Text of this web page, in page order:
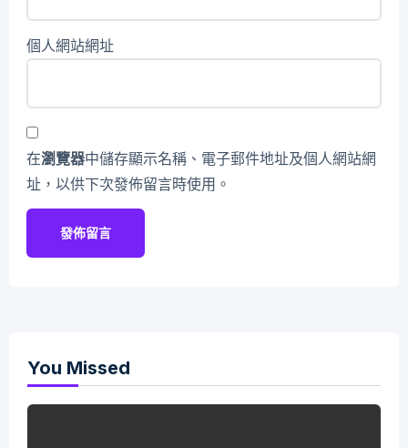
個人網站網址
在瀏覽器中儲存顯示名稱、電子郵件地址及個人網站網
址，以供下次發佈留言時使用。
You Missed